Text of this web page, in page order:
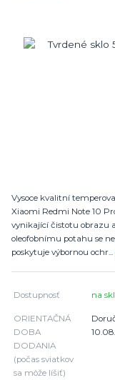
Vysoce kvalitní
Xiaomi Redmi Note 10
vynikající čistotu obrazu
oleofobnímu potahu se
poskytuje výbornou ochr...
Dostupnosť na
ORIENTAČNÁ
DOBA
DODANIA
(počas sviatkov
sa môže líšiť)